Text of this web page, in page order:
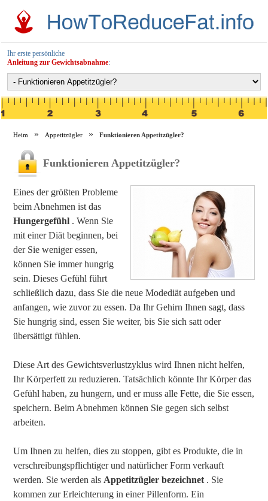
Ihr erste persönliche
Anleitung zur Gewichtsabnahme:
Heim Appetitzügler Funktionieren Appetitzügler?
Funktionieren Appetitzügler?
Eines der größten Probleme
beim Abnehmen ist das
Hungergefühl . Wenn Sie
mit einer Diät beginnen, bei
der Sie weniger essen,
können Sie immer hungrig
sein. Dieses Gefühl führt
schließlich dazu, dass Sie die neue Modediät aufgeben und
anfangen, wie zuvor zu essen. Da Ihr Gehirn Ihnen sagt, dass
Sie hungrig sind, essen Sie weiter, bis Sie sich satt oder
übersättigt fühlen.
Diese Art des Gewichtsverlustzyklus wird Ihnen nicht helfen,
Ihr Körperfett zu reduzieren. Tatsächlich könnte Ihr Körper das
Gefühl haben, zu hungern, und er muss alle Fette, die Sie essen,
speichern. Beim Abnehmen können Sie gegen sich selbst
arbeiten.
Um Ihnen zu helfen, dies zu stoppen, gibt es Produkte, die in
verschreibungspflichtiger und natürlicher Form verkauft
werden. Sie werden als Appetitzügler bezeichnet . Sie
kommen zur Erleichterung in einer Pillenform. Ein